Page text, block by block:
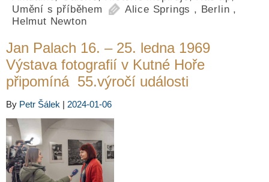
Umění s příběhem
Alice Springs , Berlin ,
Helmut Newton
Jan Palach 16. – 25. ledna 1969
Výstava fotografií v Kutné Hoře
připomíná 55.výročí události
By Petr Šálek | 2024-01-06